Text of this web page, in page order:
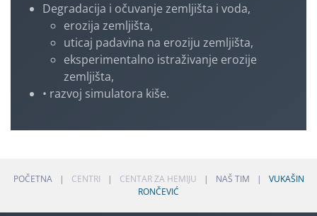
Degradacija i očuvanje zemljišta i voda,
erozija zemljišta,
uticaj padavina na eroziju zemljišta,
eksperimentalno istraživanje erozije
zemljišta,
• razvoj simulatora kiše.
POČETNA CENTRI CENTAR ZA HEMIJU NAŠ TIM
VUKAŠIN
RONČEVIĆ